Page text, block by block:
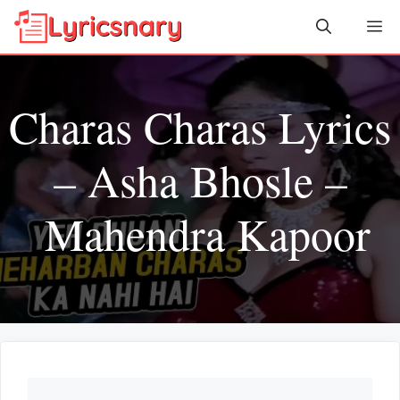
Skip
Charas Charas Lyrics
– Asha Bhosle –
Mahendra Kapoor